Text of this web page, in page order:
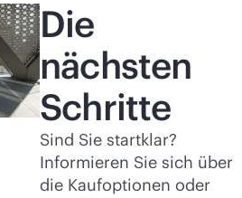
Die
nächsten
Schritte
Sind Sie startklar?
Informieren Sie sich über
die Kaufoptionen oder